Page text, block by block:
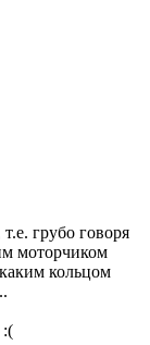
грубо говоря
моторчиком
кольцом
:(